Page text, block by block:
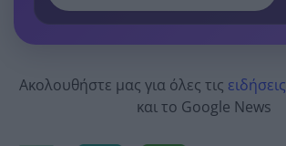
Ακολουθήστε μας για όλες τις ειδήσεις
και το Google News